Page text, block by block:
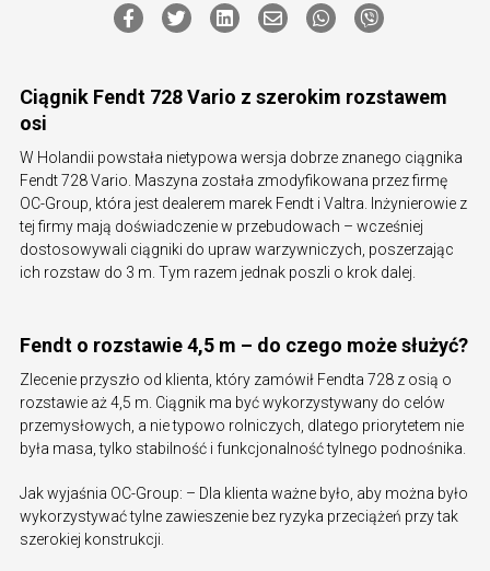
Ciągnik Fendt 728 Vario z szerokim rozstawem
osi
W Holandii powstała nietypowa wersja dobrze znanego ciągnika
Fendt 728 Vario. Maszyna została zmodyfikowana przez firmę
OC-Group, która jest dealerem marek Fendt i Valtra. Inżynierowie z
tej firmy mają doświadczenie w przebudowach – wcześniej
dostosowywali ciągniki do upraw warzywniczych, poszerzając
ich rozstaw do 3 m. Tym razem jednak poszli o krok dalej.
Fendt o rozstawie 4,5 m – do czego może służyć?
Zlecenie przyszło od klienta, który zamówił Fendta 728 z osią o
rozstawie aż 4,5 m. Ciągnik ma być wykorzystywany do celów
przemysłowych, a nie typowo rolniczych, dlatego priorytetem nie
była masa, tylko stabilność i funkcjonalność tylnego podnośnika.
Jak wyjaśnia OC-Group: – Dla klienta ważne było, aby można było
wykorzystywać tylne zawieszenie bez ryzyka przeciążeń przy tak
szerokiej konstrukcji.